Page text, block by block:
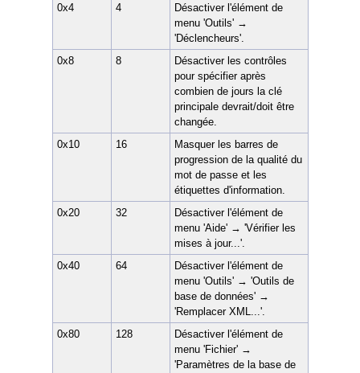
0x4
4
Désactiver l'élément de
menu 'Outils' →
'Déclencheurs'.
0x8
8
Désactiver les contrôles
pour spécifier après
combien de jours la clé
principale devrait/doit être
changée.
0x10
16
Masquer les barres de
progression de la qualité du
mot de passe et les
étiquettes d'information.
0x20
32
Désactiver l'élément de
menu 'Aide' → 'Vérifier les
mises à jour...'.
0x40
64
Désactiver l'élément de
menu 'Outils' → 'Outils de
base de données' →
'Remplacer XML...'.
0x80
128
Désactiver l'élément de
menu 'Fichier' →
'Paramètres de la base de